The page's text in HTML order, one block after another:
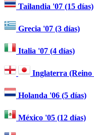
Tailandia '07 (15 días)
Grecia '07 (3 días)
Italia '07 (4 días)
Inglaterra (Reino
Holanda '06 (5 días)
México '05 (12 días)